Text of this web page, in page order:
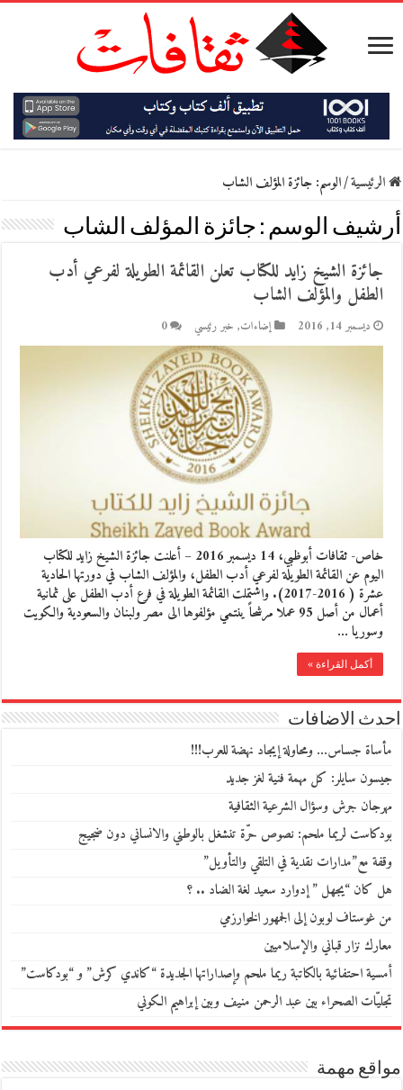
الرئيسية/الوسم:جائزة المؤلف الشاب
أرشيف الوسم : جائزة المؤلف الشاب
جائزة الشيخ زايد للكتاب تعلن القائمة الطويلة لفرعي أدب
الطفل والمؤلف الشاب
ديسمبر 14, 2016 إضاءات, خبر رئيسي 0
خاص- ثقافات أبوظبي، 14 ديسمبر 2016 – أعلنت جائزة الشيخ زايد للكتاب
اليوم عن القائمة الطويلة لفرعي أدب الطفل، والمؤلف الشاب في دورتها الحادية
عشرة ( 2016-2017). واشتملت القائمة الطويلة في فرع أدب الطفل على ثمانية
أعمال من أصل 95 عملا مرشحاً ينتمي مؤلفوها الى مصر ولبنان والسعودية والكويت
وسوريا …
أكمل القراءة »
احدث الاضافات
مأساة جساس… ومحاولة إيجاد نهضة للعرب!!!
جيسون سايلر: كل مهمة فنية لغز جديد
مهرجان جرش وسؤال الشرعية الثقافية
بودكاست لريما ملحم: نصوص حرّة تنشغل بالوطني والانساني دون ضجيج
وقفة مع”مدارات نقدية في التلقي والتأويل”
هل كان “يجهل ” إدوارد سعيد لغة الضاد .. ؟
من غوستاف لوبون إلى الجمهور الخوارزمي
معارك نزار قباني والإسلاميين
أمسية احتفائية بالكاتبة ريما ملحم وإصداراتها الجديدة “كاندي كرش” و “بودكاست”
تجليّات الصحراء بين عبد الرحمن منيف وبين إبراهيم الكوني
مواقع مهمة